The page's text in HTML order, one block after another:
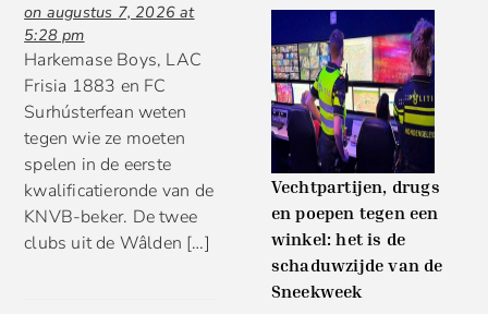
on augustus 7, 2026 at
5:28 pm
Harkemase Boys, LAC
Frisia 1883 en FC
Surhústerfean weten
tegen wie ze moeten
spelen in de eerste
kwalificatieronde van de
KNVB-beker. De twee
clubs uit de Wâlden […]
Vechtpartijen, drugs
en poepen tegen een
winkel: het is de
schaduwzijde van de
Sneekweek